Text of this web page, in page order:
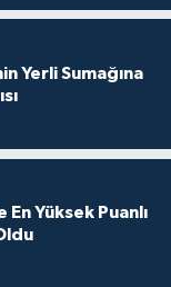
Yerli Sumağına
Yüksek Puanlı